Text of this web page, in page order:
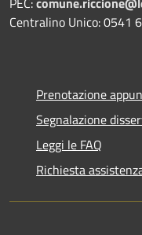
Centralino Unico: 0541
Prenotazione
Segnalazione
Leggi le FAQ
Richiesta